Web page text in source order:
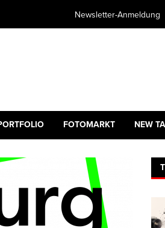
Newsletter-Anmeldung
FOTOMARKT NEW